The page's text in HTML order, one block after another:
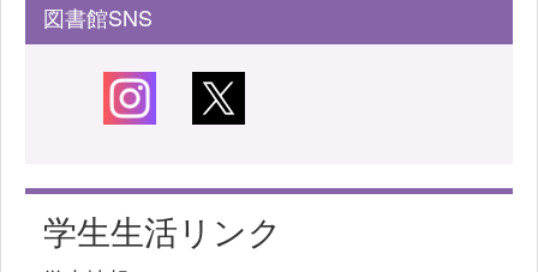
図書館SNS
学生生活リンク